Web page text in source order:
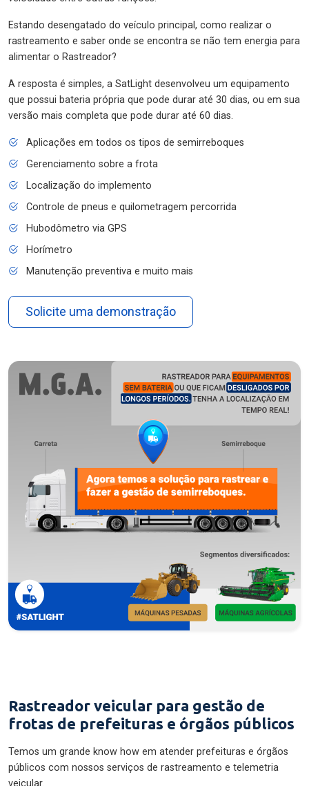
Estando desengatado do veículo principal, como realizar o
rastreamento e saber onde se encontra se não tem energia para
alimentar o Rastreador?
A resposta é simples, a SatLight desenvolveu um equipamento
que possui bateria própria que pode durar até 30 dias, ou em sua
versão mais completa que pode durar até 60 dias.
Aplicações em todos os tipos de semirreboques
Gerenciamento sobre a frota
Localização do implemento
Controle de pneus e quilometragem percorrida
Hubodômetro via GPS
Horímetro
Manutenção preventiva e muito mais
Solicite uma demonstração
Rastreador veicular para gestão de
frotas de prefeituras e órgãos públicos
Temos um grande know how em atender prefeituras e órgãos
públicos com nossos serviços de rastreamento e telemetria
veicular.